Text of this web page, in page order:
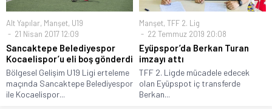
Alt Yapılar, Manşet, U19
21 Nisan 2017 12:09
Sancaktepe Belediyespor
Kocaelispor’u eli boş gönderdi
Bölgesel Gelişim U19 Ligi erteleme
maçında Sancaktepe Belediyespor
ile Kocaelispor...
Manşet, TFF 2. Lig
22 Temmuz 2019 20:08
Eyüpspor’da Berkan Turan
imzayı attı
TFF 2. Ligde mücadele edecek
olan Eyüpspot iç transferde
Berkan...